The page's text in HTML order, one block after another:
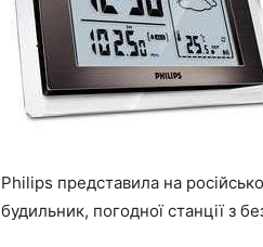
Philips представила на
будильник, погодної станції з